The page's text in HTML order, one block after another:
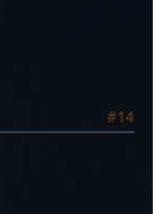
#14